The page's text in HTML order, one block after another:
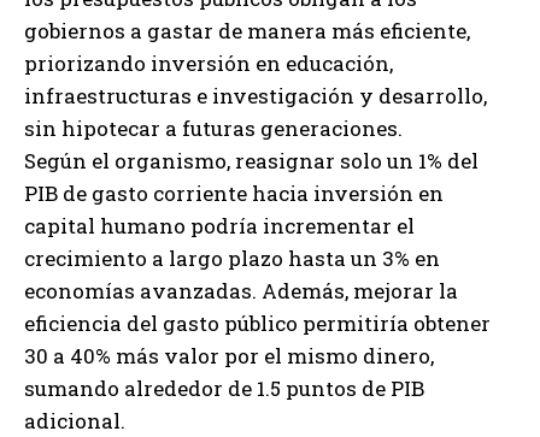
gobiernos a gastar de manera más eficiente,
priorizando inversión en educación,
infraestructuras e investigación y desarrollo,
sin hipotecar a futuras generaciones.
Según el organismo, reasignar solo un 1% del
PIB de gasto corriente hacia inversión en
capital humano podría incrementar el
crecimiento a largo plazo hasta un 3% en
economías avanzadas. Además, mejorar la
eficiencia del gasto público permitiría obtener
30 a 40% más valor por el mismo dinero,
sumando alrededor de 1.5 puntos de PIB
adicional.